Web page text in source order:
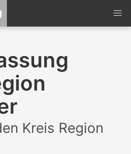
Kreis Region